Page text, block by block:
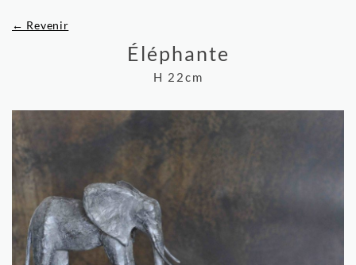
Éléphante
H 22cm
← Revenir